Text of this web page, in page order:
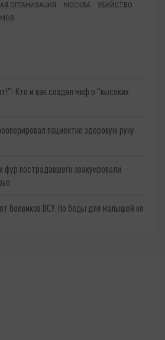
ОРГАНИЗАЦИЯ МОСКВА
УБИЙСТВО
Кто и как создал миф о "высоких
пациентке здоровую руку
фур пострадавшего эвакуировали
боевиков ВСУ. Но беды для малышей не